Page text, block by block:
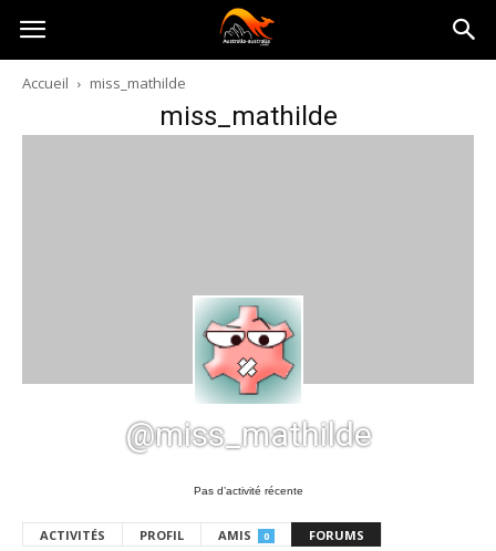
Australia-
australie.com
Accueil miss_mathilde
miss_mathilde
@miss_mathilde
Pas d’activité récente
ACTIVITÉS PROFIL AMIS 0 FORUMS